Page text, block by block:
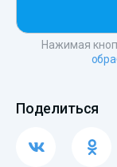
Нажимая
Поделиться